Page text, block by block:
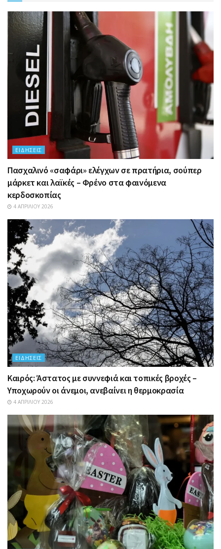
ΕΙΔΉΣΕΙΣ
Πασχαλινό «σαφάρι» ελέγχων σε πρατήρια, σούπερ
μάρκετ και λαϊκές – Φρένο στα φαινόμενα
κερδοσκοπίας
4 ΑΠΡΙΛΊΟΥ 2026
ΕΙΔΉΣΕΙΣ
Καιρός: Άστατος με συννεφιά και τοπικές βροχές –
Υποχωρούν οι άνεμοι, ανεβαίνει η θερμοκρασία
4 ΑΠΡΙΛΊΟΥ 2026